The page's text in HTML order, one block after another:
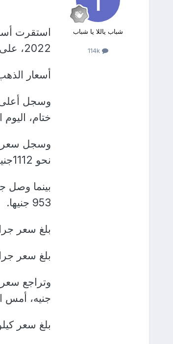
شباب ياللا يا شباب
114k
2022، على ارتفاعات منتصف اليوم وفقا Egypt Gold today.
أسعار
ختام، اليوم
نحو 1112جنيها.
953 جنيها.
بلغ سعر جرام الذهب عيار
بلغ سعر جرام الذهب
جنيه، أمس
بلغ سعر كيلو